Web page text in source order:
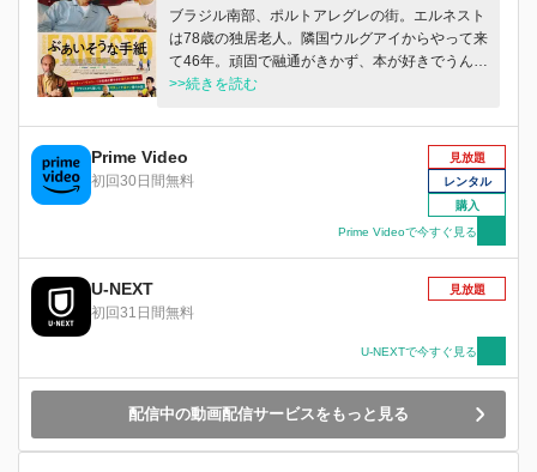
チャールズは、人生にはこの先もまだまだいろい
ろなことがあると気づき、そしてエミリーとのき
ずなも取り戻していく。 「グランパは新米スパ
イ」は、2021年アカデミー賞®長編ドキュメンタ
スパイ」をもとに、クリエイターのマイケル・シ
ブラジル南部、ポルトアレグレの街。エルネスト
は78歳の独居老人。隣国ウルグアイからやって来
て46年。頑固で融通がきかず、本が好きでうんち
く好き。老境を迎え、ほとんど目が見えなくなっ
いたある日、一通の手紙が届く。差出人はウルグ
アイ時代の友人の妻。エルネストは、偶然知り合
ったブラジル娘のビアに手紙を読んでくれるよう
に頼む。「手紙の読み書き」のため、一人暮らし
のエルネストの部屋にビアが出入りするようにな
るが……それは、エルネストの人生を変える始ま
ハビエル、昔の友人の妻ルシア、折り合いの悪い
息子のラミロ……。心を正直に伝えられないエル
>>続きを読む
Prime Video
初回30日間無料
見放題
レンタル
購入
Prime Videoで今すぐ見る
U-NEXT
初回31日間無料
見放題
U-NEXTで今すぐ見る
配信中の動画配信サービスをもっと見る